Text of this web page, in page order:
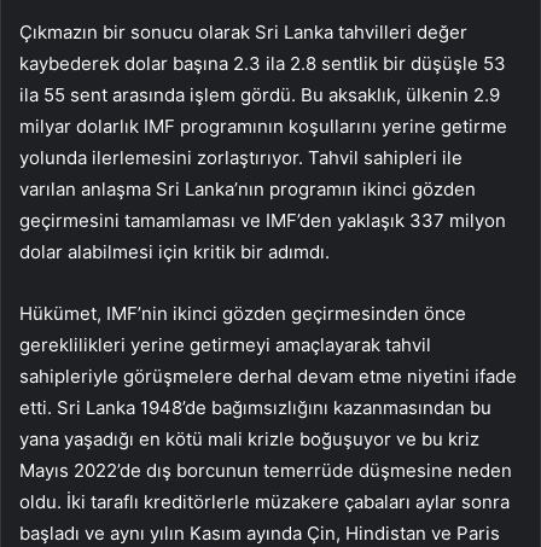
Çıkmazın bir sonucu olarak Sri Lanka tahvilleri değer
kaybederek dolar başına 2.3 ila 2.8 sentlik bir düşüşle 53
ila 55 sent arasında işlem gördü. Bu aksaklık, ülkenin 2.9
milyar dolarlık IMF programının koşullarını yerine getirme
yolunda ilerlemesini zorlaştırıyor. Tahvil sahipleri ile
varılan anlaşma Sri Lanka’nın programın ikinci gözden
geçirmesini tamamlaması ve IMF’den yaklaşık 337 milyon
dolar alabilmesi için kritik bir adımdı.
Hükümet, IMF’nin ikinci gözden geçirmesinden önce
gereklilikleri yerine getirmeyi amaçlayarak tahvil
sahipleriyle görüşmelere derhal devam etme niyetini ifade
etti. Sri Lanka 1948’de bağımsızlığını kazanmasından bu
yana yaşadığı en kötü mali krizle boğuşuyor ve bu kriz
Mayıs 2022’de dış borcunun temerrüde düşmesine neden
oldu. İki taraflı kreditörlerle müzakere çabaları aylar sonra
başladı ve aynı yılın Kasım ayında Çin, Hindistan ve Paris